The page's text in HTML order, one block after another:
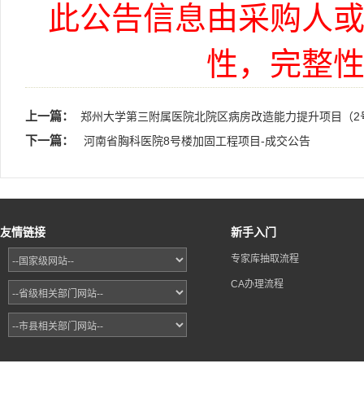
此公告信息由采购人
性，完整
上一篇： 郑州大学第三附属医院北院区病房改造能力提升项目（
下一篇： 河南省胸科医院8号楼加固工程项目-成交公告
友情链接 新手入门
专家库抽取流程
CA办理流程